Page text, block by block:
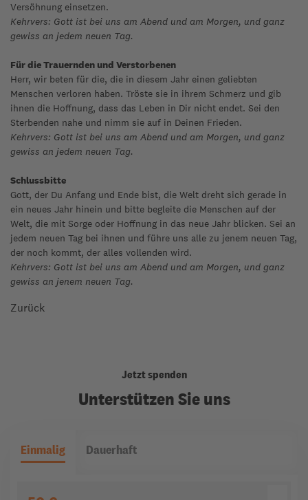
Versöhnung einsetzen.
Kehrvers: Gott ist bei uns am Abend und am Morgen, und ganz
gewiss an jedem neuen Tag.
Für die Trauernden und Verstorbenen
Herr, wir beten für die, die in diesem Jahr einen geliebten
Menschen verloren haben. Tröste sie in ihrem Schmerz und gib
ihnen die Hoffnung, dass das Leben in Dir nicht endet. Sei den
Sterbenden nahe und nimm sie auf in Deinen Frieden.
Kehrvers: Gott ist bei uns am Abend und am Morgen, und ganz
gewiss an jedem neuen Tag.
Schlussbitte
Gott, der Du Anfang und Ende bist, die Welt dreht sich gerade in
ein neues Jahr hinein und bitte begleite die Menschen auf der
Welt, die mit Sorge oder Hoffnung in das neue Jahr blicken. Sei an
jedem neuen Tag bei ihnen und führe uns alle zu jenem neuen Tag,
der noch kommt, der alles vollenden wird.
Kehrvers: Gott ist bei uns am Abend und am Morgen, und ganz
gewiss an jenem neuen Tag.
Zurück
Jetzt spenden
Unterstützen Sie uns
Einmalig Dauerhaft